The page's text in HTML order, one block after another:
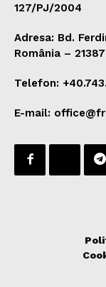
127/PJ/2004
Adresa: Bd.
România – 21387
Telefon:
E-mail: